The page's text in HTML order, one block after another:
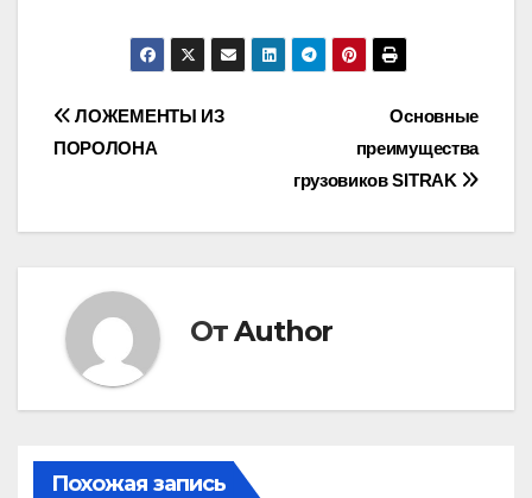
Навигация
записям
Основные
преимущества
грузовиков SITRAK
ЛОЖЕМЕНТЫ ИЗ
ПОРОЛОНА
ОтAuthor
Похожая запись